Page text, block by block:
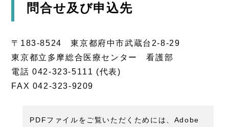
問合せ及び申込先
〒183-8524 東京都府中市武蔵台2-8-29
東京都立多摩総合医療センター 看護部
電話 042-323-5111 (代表)
FAX 042-323-9209
PDFファイルをご覧いただくためには、Adobe